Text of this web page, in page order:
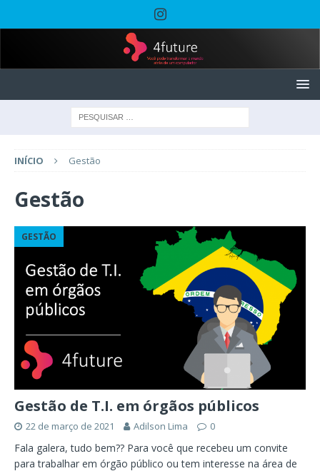
INÍCIO Gestão
Gestão
GESTÃO
Gestão de T.I. em órgãos públicos
22 de março de 2021 Adilson Lima 0
Fala galera, tudo bem?? Para você que recebeu um convite
para trabalhar em órgão público ou tem interesse na área de